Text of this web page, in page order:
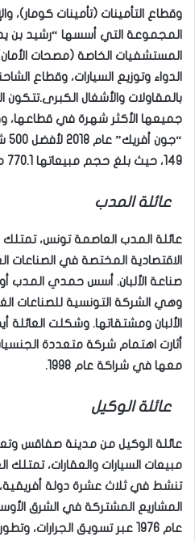
وقطاع التأمينات (تأمينات كومار)،
المجموعة التي أسسها “رشيد بن
المستشفيات الخاصة (مصحات
الدواء وتوزيع السيارات، وقطاع
جميعها الأكثر شهرة في
149، حيث بلغ حجم مبيعاتها 770.1 مليون دولار.
عائلة المدب
عائلة المدب العاصمة تونس،
الاقتصادية المختصة في الصناعات
وهي الشركة التونسية للصناعات
الألبان ومشتقاتها. وشكلت
أثارت اهتمام شركة متعددة
معها في شراكة عام 1998.
عائلة الوكيل
عائلة الوكيل من مدينة صفاقس
مبيعات السيارات والعقارات،
تنشط في ثلاث عشرة دولة
المشاريع المشتركة في الشرق